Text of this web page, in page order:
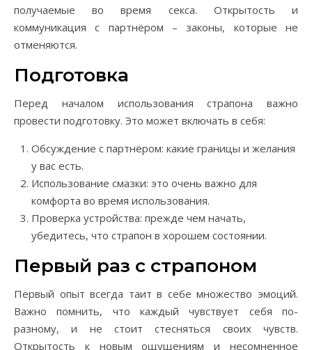
получаемые во время секса. Открытость и
коммуникация с партнёром – законы, которые не
отменяются.
Подготовка
Перед началом использования страпона важно
провести подготовку. Это может включать в себя:
Обсуждение с партнёром: какие границы и желания
у вас есть.
Использование смазки: это очень важно для
комфорта во время использования.
Проверка устройства: прежде чем начать,
убедитесь, что страпон в хорошем состоянии.
Первый раз с страпоном
Первый опыт всегда таит в себе множество эмоций.
Важно помнить, что каждый чувствует себя по-
разному, и не стоит стесняться своих чувств.
Открытость к новым ощущениям и несомненное